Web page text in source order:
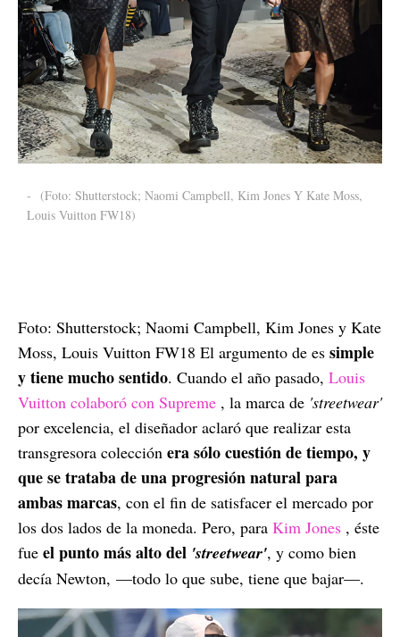
- (Foto: Shutterstock; Naomi Campbell, Kim Jones Y Kate Moss,
Louis Vuitton FW18)
Foto: Shutterstock; Naomi Campbell, Kim Jones y Kate
Moss, Louis Vuitton FW18 El argumento de es simple
y tiene mucho sentido. Cuando el año pasado, Louis
Vuitton colaboró con Supreme , la marca de 'streetwear'
por excelencia, el diseñador aclaró que realizar esta
transgresora colección era sólo cuestión de tiempo, y
que se trataba de una progresión natural para
ambas marcas, con el fin de satisfacer el mercado por
los dos lados de la moneda. Pero, para Kim Jones , éste
fue el punto más alto del 'streetwear', y como bien
decía Newton, —todo lo que sube, tiene que bajar—.